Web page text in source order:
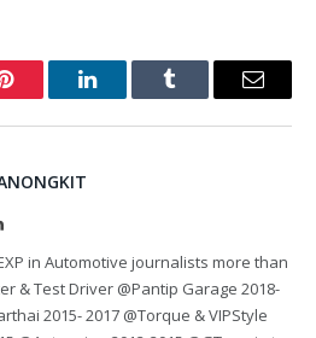
Pinterest LinkedInTumblr Email
LinkedIn
in Automotive journalists more than
& Test Driver @Pantip Garage 2018-
2015- 2017 @Torque & VIPStyle